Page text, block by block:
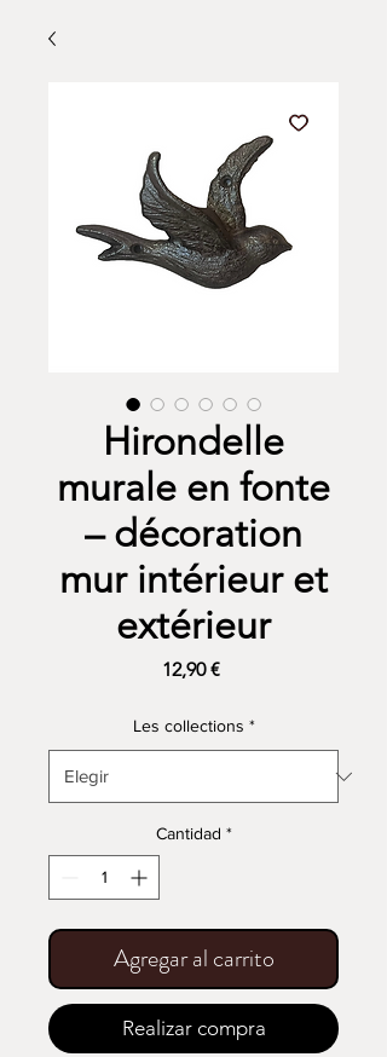
Hirondelle
murale en fonte
– décoration
mur intérieur et
extérieur
12,90 €Precio
Les collections *
Cantidad *
Agregar al carrito
Realizar compra